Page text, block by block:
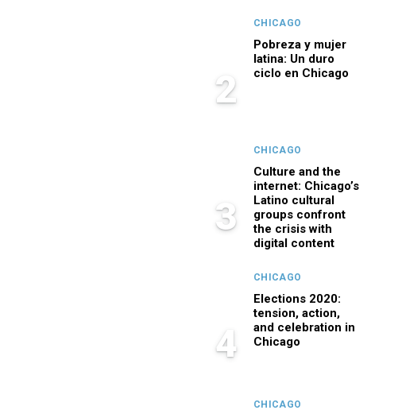
2
CHICAGO
Pobreza y mujer
latina: Un duro
ciclo en Chicago
3
CHICAGO
Culture and the
internet: Chicago’s
Latino cultural
groups confront
the crisis with
digital content
4
CHICAGO
Elections 2020:
tension, action,
and celebration in
Chicago
CHICAGO